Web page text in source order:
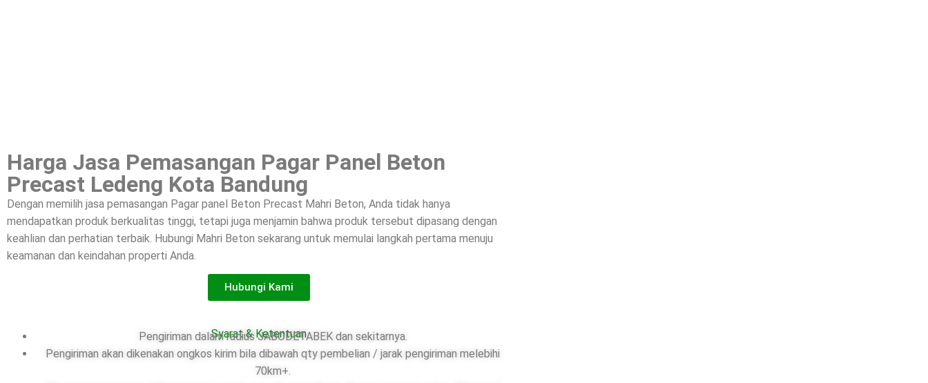
Harga Jasa Pemasangan Pagar Panel Beton
Precast Ledeng Kota Bandung
Dengan memilih jasa pemasangan Pagar panel Beton Precast Mahri Beton, Anda tidak hanya
mendapatkan produk berkualitas tinggi, tetapi juga menjamin bahwa produk tersebut dipasang dengan
keahlian dan perhatian terbaik. Hubungi Mahri Beton sekarang untuk memulai langkah pertama menuju
keamanan dan keindahan properti Anda.
Hubungi Kami
Syarat & Ketentuan
Pengiriman dalam radius JABODETABEK dan sekitarnya.
Pengiriman akan dikenakan ongkos kirim bila dibawah qty pembelian / jarak pengiriman melebihi
70km+.